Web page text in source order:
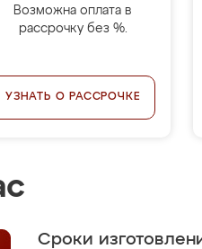
Возможна оплата в
рассрочку без %.
УЗНАТЬ О РАССРОЧКЕ
Сроки